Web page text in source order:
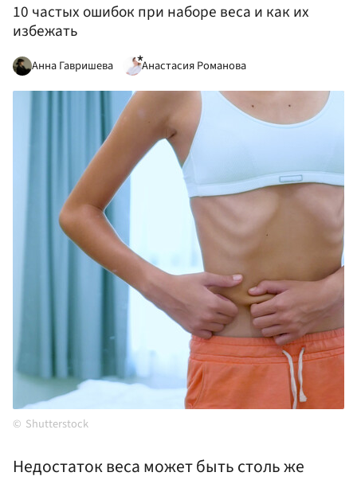
10 частых ошибок при наборе веса и как их
избежать
Анна Гавришева Анастасия Романова
Shutterstock
Недостаток веса может быть столь же